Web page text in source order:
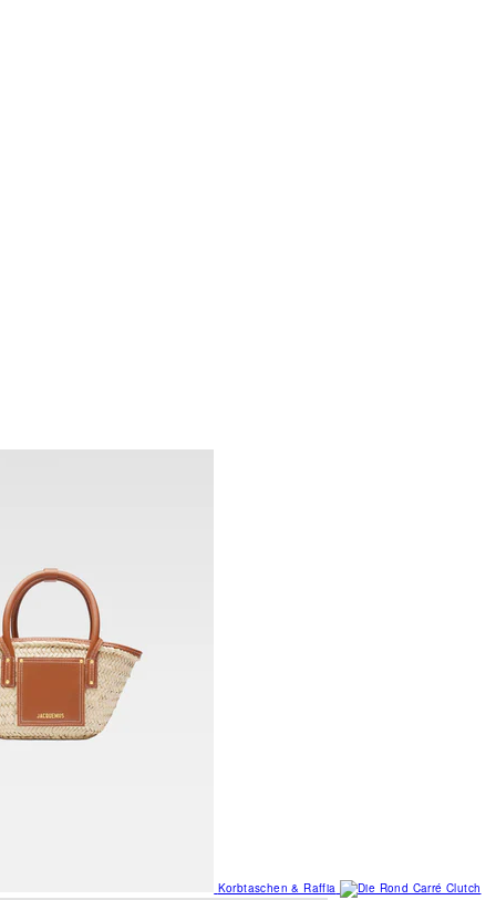
Korbtaschen & Raffia